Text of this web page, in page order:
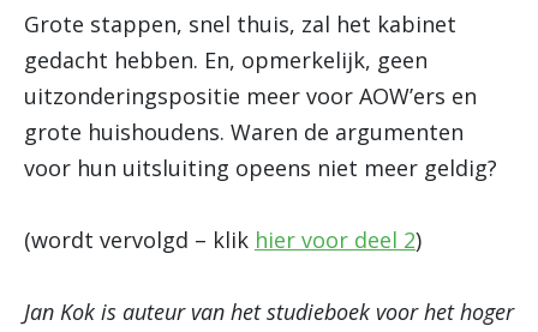
Grote stappen, snel thuis, zal het kabinet
gedacht hebben. En, opmerkelijk, geen
uitzonderingspositie meer voor AOW’ers en
grote huishoudens. Waren de argumenten
voor hun uitsluiting opeens niet meer geldig?
(wordt vervolgd – klik hier voor deel 2)
Jan Kok is auteur van het studieboek voor het hoger